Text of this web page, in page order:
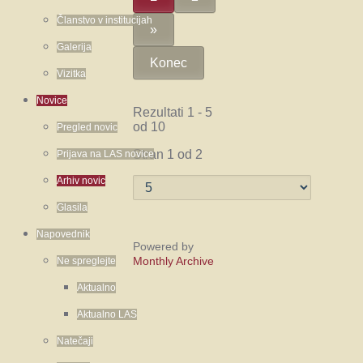
Članstvo v institucijah
Galerija
Vizitka
Novice
Pregled novic
Prijava na LAS novice
Arhiv novic
Glasila
Napovednik
Ne spreglejte
Aktualno
Aktualno LAS
Natečaji
»
Konec
Rezultati 1 - 5
od 10
Stran 1 od 2
Powered by
Monthly Archive